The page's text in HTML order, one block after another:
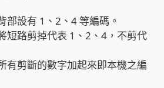
電腦 伺服器
部設有 1、2、4 等編碼。
短路剪掉代表 1、2、4，不剪代
有剪斷的數字加起來即本機之編